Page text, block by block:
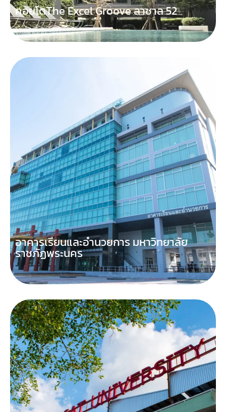
คอยโดThe Excel Groove ลาซาล 52
อาคารเรียนและอำนวยการ มหาวิทยาลัย
ราชภัฏพระนคร